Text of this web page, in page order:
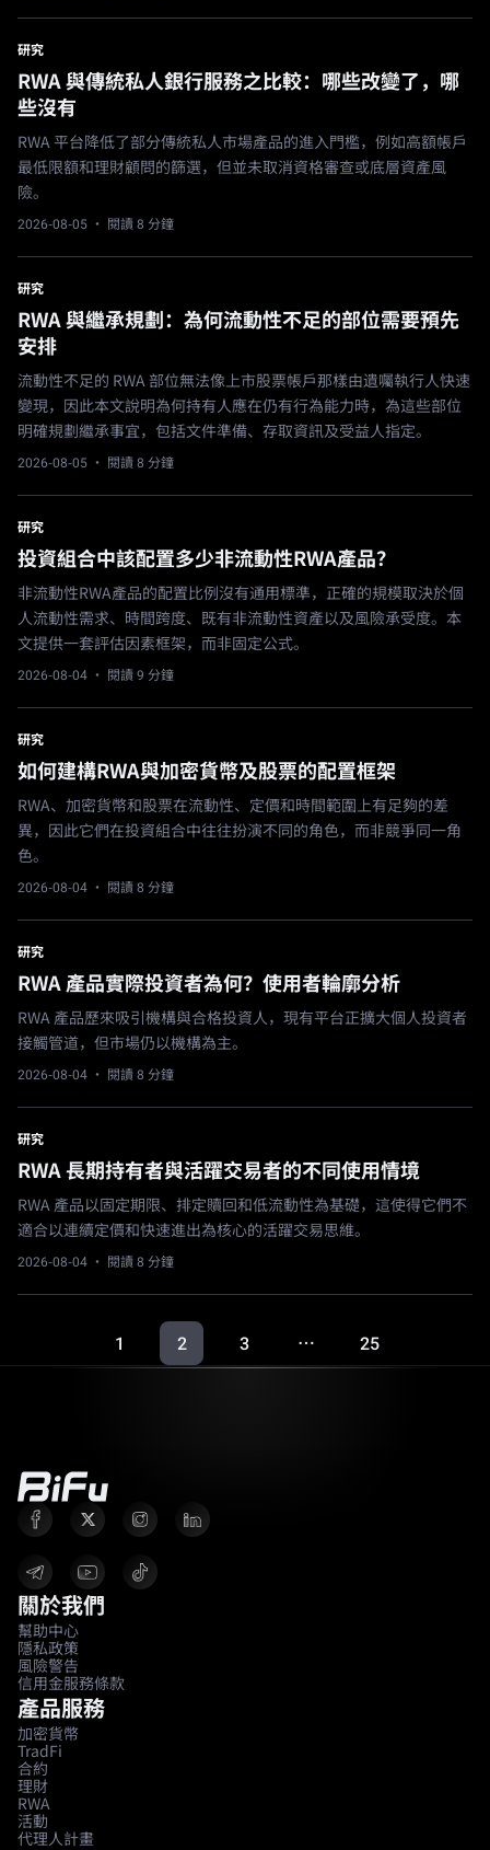
研究
RWA 與傳統私人銀行服務之比較：哪些改變了，哪
些沒有
RWA 平台降低了部分傳統私人市場產品的進入門檻，例如高額帳戶
最低限額和理財顧問的篩選，但並未取消資格審查或底層資產風
險。
2026-08-05 · 閱讀 8 分鐘
研究
RWA 與繼承規劃：為何流動性不足的部位需要預先
安排
流動性不足的 RWA 部位無法像上市股票帳戶那樣由遺囑執行人快速
變現，因此本文說明為何持有人應在仍有行為能力時，為這些部位
明確規劃繼承事宜，包括文件準備、存取資訊及受益人指定。
2026-08-05 · 閱讀 8 分鐘
研究
投資組合中該配置多少非流動性RWA產品？
非流動性RWA產品的配置比例沒有通用標準，正確的規模取決於個
人流動性需求、時間跨度、既有非流動性資產以及風險承受度。本
文提供一套評估因素框架，而非固定公式。
2026-08-04 · 閱讀 9 分鐘
研究
如何建構RWA與加密貨幣及股票的配置框架
RWA、加密貨幣和股票在流動性、定價和時間範圍上有足夠的差
異，因此它們在投資組合中往往扮演不同的角色，而非競爭同一角
色。
2026-08-04 · 閱讀 8 分鐘
研究
RWA 產品實際投資者為何？使用者輪廓分析
RWA 產品歷來吸引機構與合格投資人，現有平台正擴大個人投資者
接觸管道，但市場仍以機構為主。
2026-08-04 · 閱讀 8 分鐘
研究
RWA 長期持有者與活躍交易者的不同使用情境
RWA 產品以固定期限、排定贖回和低流動性為基礎，這使得它們不
適合以連續定價和快速進出為核心的活躍交易思維。
2026-08-04 · 閱讀 8 分鐘
1 2 3 … 25
關於我們
幫助中心
隱私政策
風險警告
信用金服務條款
產品服務
加密貨幣
TradFi
合約
理財
RWA
活動
代理人計畫